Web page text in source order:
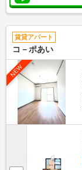
賃貸アパート
コ－ポあい
NEW